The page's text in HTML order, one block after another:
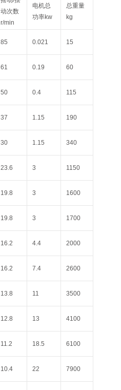
动次数
r/min
电机总
功率kw
总重量
kg
85 0.021 15
61 0.19 60
50 0.4 115
37 1.15 190
30 1.15 340
23.6 3 1150
19.8 3 1600
19.8 3 1700
16.2 4.4 2000
16.2 7.4 2600
13.8 11 3500
12.8 13 4100
11.2 18.5 6100
10.4 22 7900